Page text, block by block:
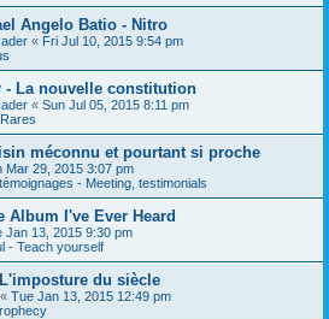
Angelo Batio - Nitro
« Fri Jul 10, 2015 9:54 pm
- La nouvelle constitution
« Sun Jul 05, 2015 8:11 pm
méconnu et pourtant si proche
Mar 29, 2015 3:07 pm
- Meeting, testimonials
Album I've Ever Heard
Jan 13, 2015 9:30 pm
- Teach yourself
du siècle
« Tue Jan 13, 2015 12:49 pm